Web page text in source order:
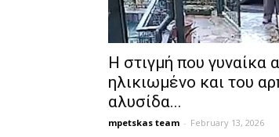
Η στιγμή που γυναίκα
ηλικιωμένο και του
αλυσίδα...
mpetskas team - February 13, 2026